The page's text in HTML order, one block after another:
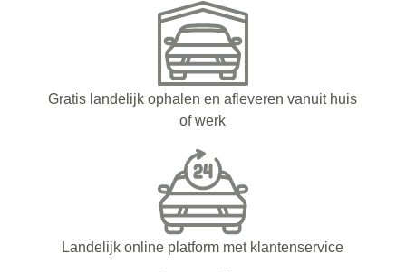
Gratis landelijk ophalen en afleveren vanuit huis
of werk
Landelijk online platform met klantenservice